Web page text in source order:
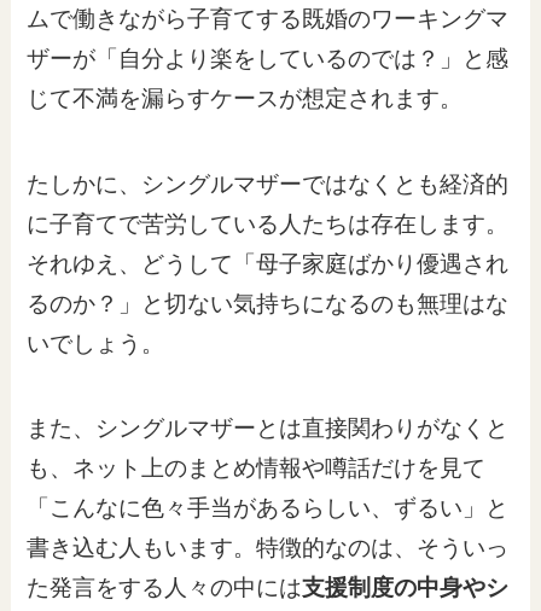
ムで働きながら子育てする既婚のワーキングマ
ザーが「自分より楽をしているのでは？」と感
じて不満を漏らすケースが想定されます。
たしかに、シングルマザーではなくとも経済的
に子育てで苦労している人たちは存在します。
それゆえ、どうして「母子家庭ばかり優遇され
るのか？」と切ない気持ちになるのも無理はな
いでしょう。
また、シングルマザーとは直接関わりがなくと
も、ネット上のまとめ情報や噂話だけを見て
「こんなに色々手当があるらしい、ずるい」と
書き込む人もいます。特徴的なのは、そういっ
た発言をする人々の中には支援制度の中身やシ